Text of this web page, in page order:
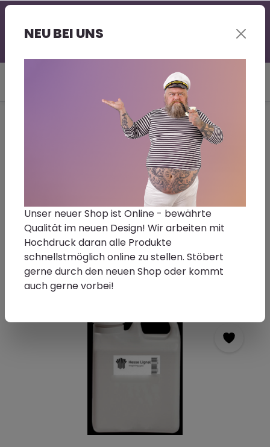
Ort | Großer Lagerbestand | Kurze Lieferzeit |
Farbe | Lacke | Lasuren
Füller | Grundierungen | Spachtel
Hesse Wischpaste weiß
Wischpaste weiß TW4130-9343
NEU BEI UNS
Unser neuer Shop ist Online - bewährte
Qualität im neuen Design! Wir arbeiten mit
Hochdruck daran alle Produkte
schnellstmöglich online zu stellen. Stöbert
gerne durch den neuen Shop oder kommt
auch gerne vorbei!